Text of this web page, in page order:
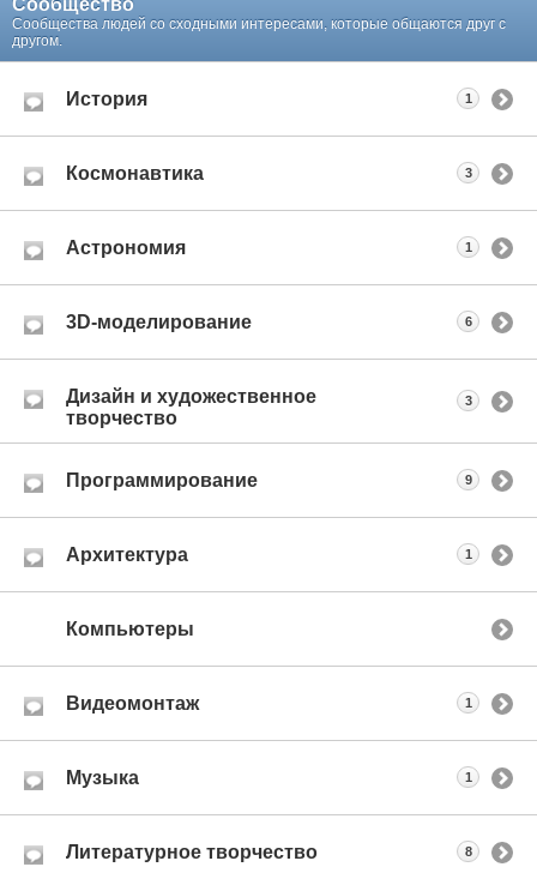
Сообщества людей со сходными интересами, которые общаются друг с
другом.
История 1
Космонавтика 3
Астрономия 1
3D-моделирование 6
Дизайн и художественное
творчество
3
Программирование 9
Архитектура 1
Компьютеры
Видеомонтаж 1
Музыка 1
Литературное творчество 8